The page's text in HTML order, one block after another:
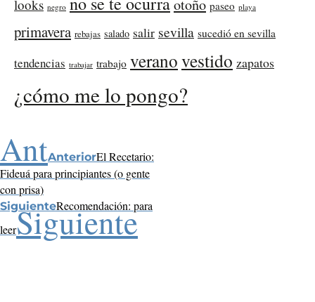
looks negro otoño paseo playa
primavera rebajas salado salir sevilla sucedió en sevilla
tendencias trabajar trabajo veranovestido zapatos
¿cómo me lo pongo?
AntAnteriorEl Recetario:
Fideuá para principiantes (o gente
con prisa)
SiguienteRecomendación: para
leerSiguiente